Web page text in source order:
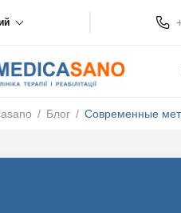
/ Блог / Современные